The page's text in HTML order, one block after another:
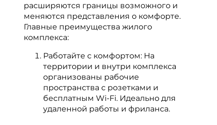
расширяются границы возможного и
меняются представления о комфорте.
Главные преимущества жилого
комплекса:
Работайте с комфортом: На
территории и внутри комплекса
организованы рабочие
пространства с розетками и
бесплатным Wi-Fi. Идеально для
удаленной работы и фриланса.